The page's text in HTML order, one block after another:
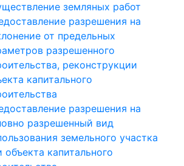
земляных работ
разрешения на
от предельных
разрешенного
реконструкции
капитального
разрешения на
разрешенный вид
земельного участка
объекта капитального